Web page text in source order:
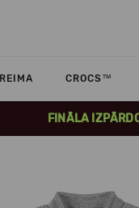
REIMA CROCS™
FINĀLA